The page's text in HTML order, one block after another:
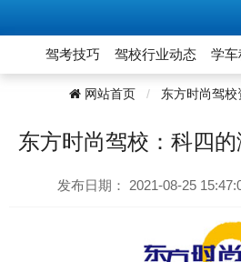
驾考技巧 驾校行业动态 学车
网站首页 东方时尚驾校
东方时尚驾校：科四
发布日期： 2021-08-25